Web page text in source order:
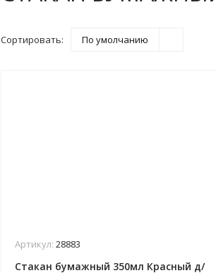
Сортировать: По умолчанию
Артикул: 28883
Стакан бумажный 350мл Красный д/